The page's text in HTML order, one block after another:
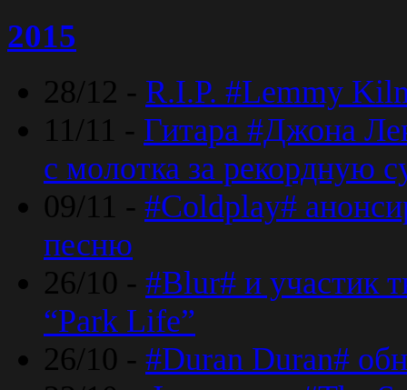
2015
28/12 - R.I.P. #Lemmy
11/11 - Гитара #Джона
с молотка за рекордную
09/11 - #Coldplay#
песню
26/10 - #Blur# и участик
“Park Life”
26/10 - #Duran Duran#